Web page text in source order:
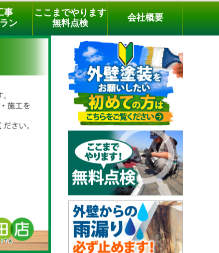
でのご相談
[9時～18時まで受付中]
事
ン
ここまでやります
無料点検
会社概要